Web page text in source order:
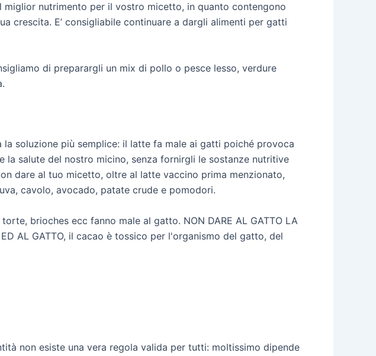
nutrimento per il vostro micetto, in quanto contengono
crescita. E’ consigliabile continuare a dargli alimenti per gatti
di preparargli un mix di pollo o pesce lesso, verdure
soluzione più semplice: il latte fa male ai gatti poiché provoca
la salute del nostro micino, senza fornirgli le sostanze nutritive
dare al tuo micetto, oltre al latte vaccino prima menzionato,
cavolo, avocado, patate crude e pomodori.
brioches ecc fanno male al gatto. NON DARE AL GATTO LA
AL GATTO, il cacao è tossico per l'organismo del gatto, del
non esiste una vera regola valida per tutti: moltissimo dipende